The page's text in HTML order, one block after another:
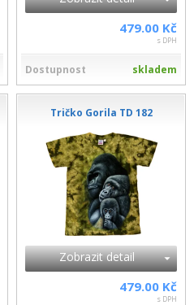
479.00 Kč
s DPH
Dostupnost skladem
Tričko Gorila TD 182
Zobrazit detail
479.00 Kč
s DPH